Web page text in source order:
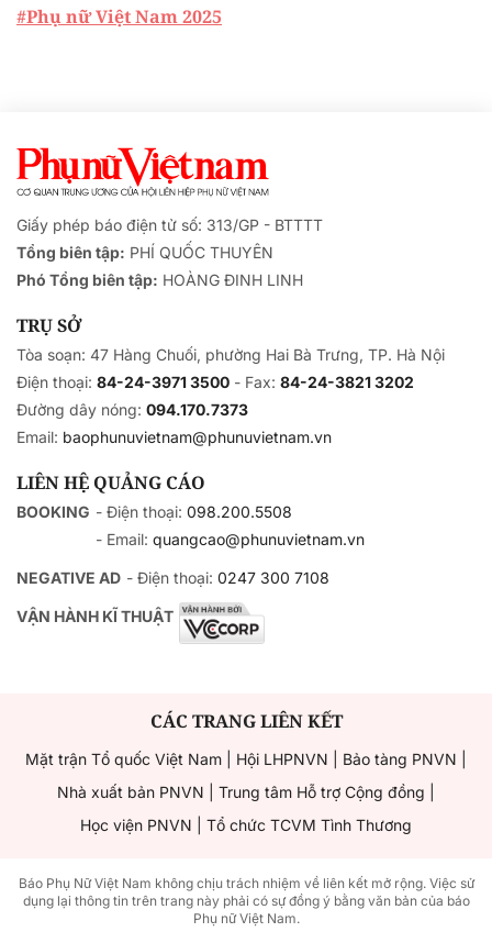
#Phụ nữ Việt Nam 2025
Giấy phép báo điện tử số: 313/GP - BTTTT
Tổng biên tập: PHÍ QUỐC THUYÊN
Phó Tổng biên tập: HOÀNG ĐINH LINH
TRỤ SỞ
Tòa soạn: 47 Hàng Chuối, phường Hai Bà Trưng, TP. Hà Nội
Điện thoại: 84-24-3971 3500 - Fax: 84-24-3821 3202
Đường dây nóng: 094.170.7373
Email: baophunuvietnam@phunuvietnam.vn
LIÊN HỆ QUẢNG CÁO
BOOKING - Điện thoại: 098.200.5508
- Email: quangcao@phunuvietnam.vn
NEGATIVE AD - Điện thoại: 0247 300 7108
VẬN HÀNH KĨ THUẬT
CÁC TRANG LIÊN KẾT
Mặt trận Tổ quốc Việt Nam Hội LHPNVN Bảo tàng PNVN
Nhà xuất bản PNVN
Trung tâm Hỗ trợ Cộng đồng
Học viện PNVN
Tổ chức TCVM Tình Thương
Báo Phụ Nữ Việt Nam không chịu trách nhiệm về liên kết mở rộng. Việc sử
dụng lại thông tin trên trang này phải có sự đồng ý bằng văn bản của báo
Phụ nữ Việt Nam.